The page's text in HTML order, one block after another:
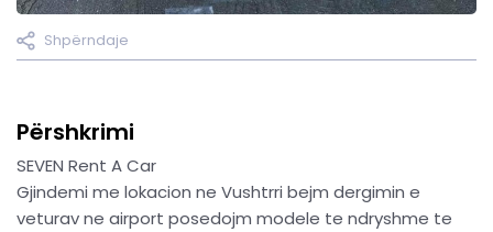
Shpërndaje
Përshkrimi
SEVEN Rent A Car
Gjindemi me lokacion ne Vushtrri bejm dergimin e
veturav ne airport posedojm modele te ndryshme te